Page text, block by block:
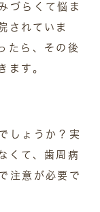
づらくて悩ま
されていま
たら、その後
ます。
しょうか？実
くて、歯周病
注意が必要で